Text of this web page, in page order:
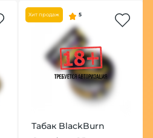
Хит продаж 5
Табак BlackBurn